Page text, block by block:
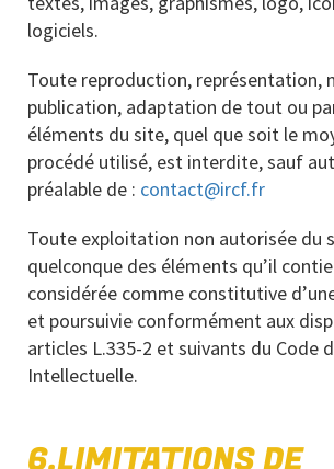
logiciels.
Toute reproduction, représentation,
publication, adaptation de tout ou
éléments du site, quel que soit le
procédé utilisé, est interdite, sauf
préalable de : contact@ircf.fr
Toute exploitation non autorisée du
quelconque des éléments qu’il
considérée comme constitutive
et poursuivie conformément aux
articles L.335-2 et suivants du Code
Intellectuelle.